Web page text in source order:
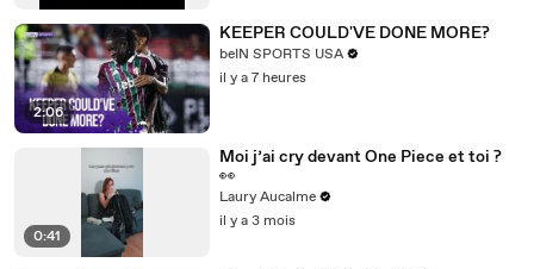
2:06
KEEPER COULD'VE DONE MORE?
beIN SPORTS USA
il y a 7 heures
0:41
Moi j’ai cry devant One Piece et toi ?
👀
Laury Aucalme
il y a 3 mois